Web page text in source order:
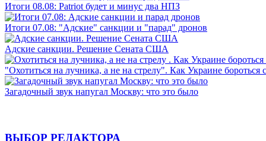
Итоги 08.08: Patriot будет и минус два НПЗ
Итоги 07.08: "Адские" санкции и "парад" дронов
Адские санкции. Решение Сената США
"Охотиться на лучника, а не на стрелу". Как Украине бороться
Загадочный звук напугал Москву: что это было
ВЫБОР РЕДАКТОРА